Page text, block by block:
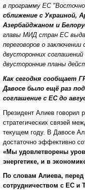
в программу ЕС
сближение с Украиной,
Азербайджаном и
главы МИД стран ЕС
переговоров о
двусторонних
двусторонние планы
Как сегодня сообщает
Давосе было ещё раз
соглашение с ЕС до
Президент Алиев говорил
стратегических связей
текущем году. В Давосе
достаточно эффективно
«Мы удовлетворены
энергетике, и в
По словам Алиева,
сотрудничеством с ЕС